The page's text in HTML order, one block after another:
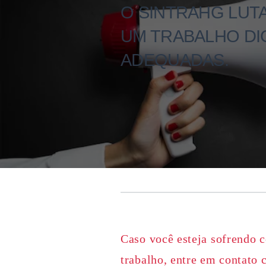
O SINTRAHG
UM TRABALHO
ADEQUADAS.
Caso você esteja sofrendo
trabalho, entre em contato